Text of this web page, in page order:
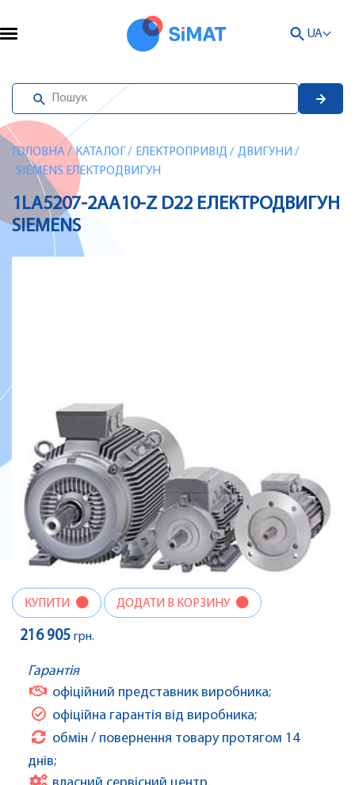
UA
ГОЛОВНА/ КАТАЛОГ / ЕЛЕКТРОПРИВІД / ДВИГУНИ /
SIEMENS ЕЛЕКТРОДВИГУН
1LA5207-2AA10-Z D22 ЕЛЕКТРОДВИГУН
SIEMENS
КУПИТИ ДОДАТИ В КОРЗИНУ
216 905 грн.
Гарантія
офіційний представник виробника;
офіційна гарантія від виробника;
обмін / повернення товару протягом 14
днів;